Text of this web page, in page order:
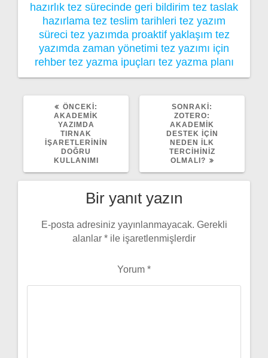
hazırlık tez sürecinde geri bildirim tez taslak
hazırlama tez teslim tarihleri tez yazım
süreci tez yazımda proaktif yaklaşım tez
yazımda zaman yönetimi tez yazımı için
rehber tez yazma ipuçları tez yazma planı
ÖNCEKI:
AKADEMIK
YAZIMDA
TIRNAK
İŞARETLERININ
DOĞRU
KULLANIMI
SONRAKI:
ZOTERO:
AKADEMIK
DESTEK İÇIN
NEDEN İLK
TERCIHINIZ
OLMALI?
Bir yanıt yazın
E-posta adresiniz yayınlanmayacak. Gerekli
alanlar * ile işaretlenmişlerdir
Yorum *